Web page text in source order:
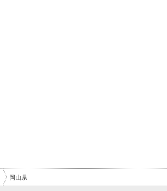
岡山県